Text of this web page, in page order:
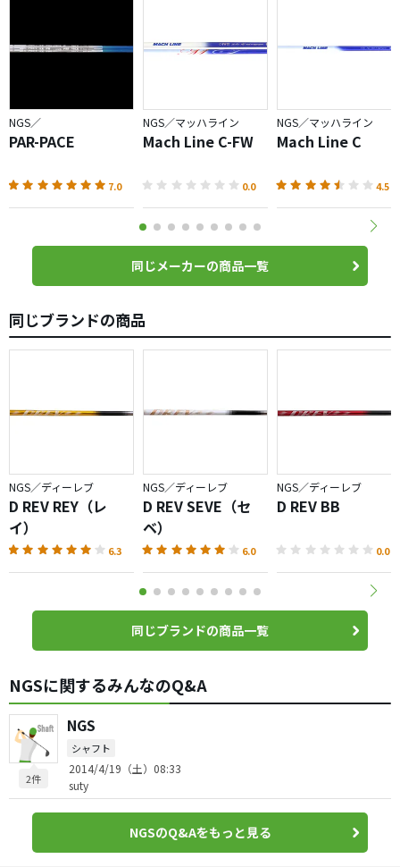
NGS／
PAR-PACE
7.0
NGS／マッハライン
Mach Line C-FW
0.0
NGS／マッハライン
Mach Line C
4.5
同じメーカーの商品一覧
同じブランドの商品
NGS／ディーレブ
D REV REY（レ
イ）
6.3
NGS／ディーレブ
D REV SEVE（セ
ベ）
6.0
NGS／ディーレブ
D REV BB
0.0
同じブランドの商品一覧
NGSに関するみんなのQ&A
2件
NGS
シャフト
2014/4/19（土）08:33
suty
NGSのQ&Aをもっと見る